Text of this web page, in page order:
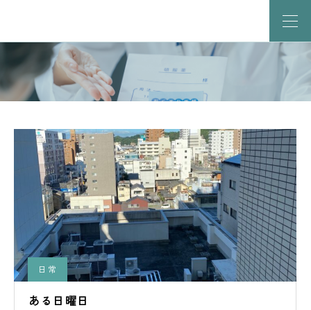
日常
ある日曜日